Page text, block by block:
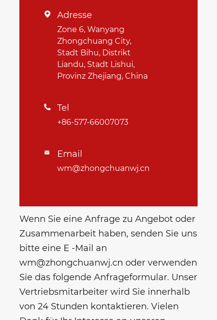
 Adresse
Zone 6, Wanyang
Zhongchuang City,
Stadt Bihu, Distrikt
Liandu, Stadt Lishui,
Provinz Zhejiang, China
 Tel
+86-577-66007073
 Email
wm@zhongchuanwj.cn
Wenn Sie eine Anfrage zu Angebot oder
Zusammenarbeit haben, senden Sie uns
bitte eine E -Mail an
wm@zhongchuanwj.cn oder verwenden
Sie das folgende Anfrageformular. Unser
Vertriebsmitarbeiter wird Sie innerhalb
von 24 Stunden kontaktieren. Vielen